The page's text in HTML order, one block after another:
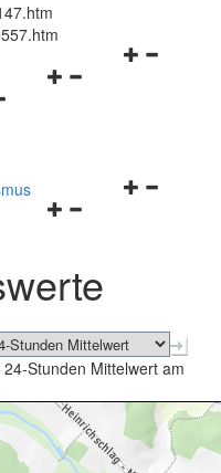
Navigationsmenü
Navigationsmenü
schließen
Stunden Mittelwert am